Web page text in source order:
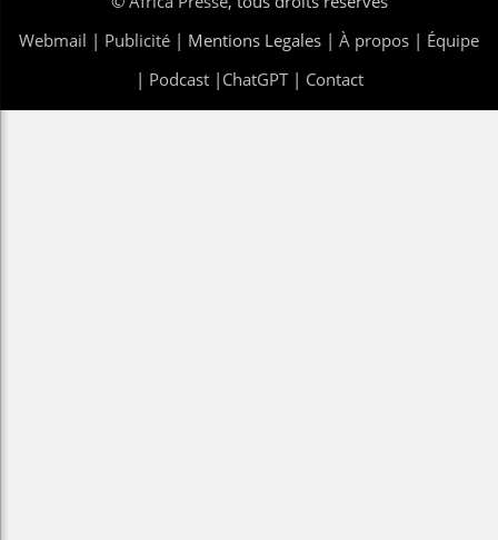
Webmail | Publicité | Mentions Legales | À propos | Équipe
| Podcast| ChatGPT| Contact